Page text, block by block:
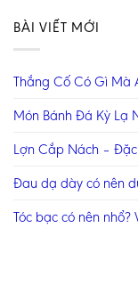
BÀI VIẾT MỚI
Thắng Cố Có Gì Mà
Món Bánh Đá Kỳ Lạ
Lợn Cắp Nách –
Đau dạ dày có nên
Tóc bạc có nên